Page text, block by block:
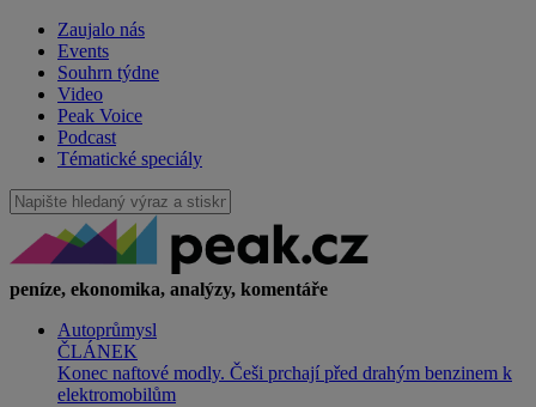
Zaujalo nás
Events
Souhrn týdne
Video
Peak Voice
Podcast
Tématické speciály
peníze, ekonomika, analýzy, komentáře
Autoprůmysl
ČLÁNEK
Konec naftové modly. Češi prchají před drahým benzinem k
elektromobilům